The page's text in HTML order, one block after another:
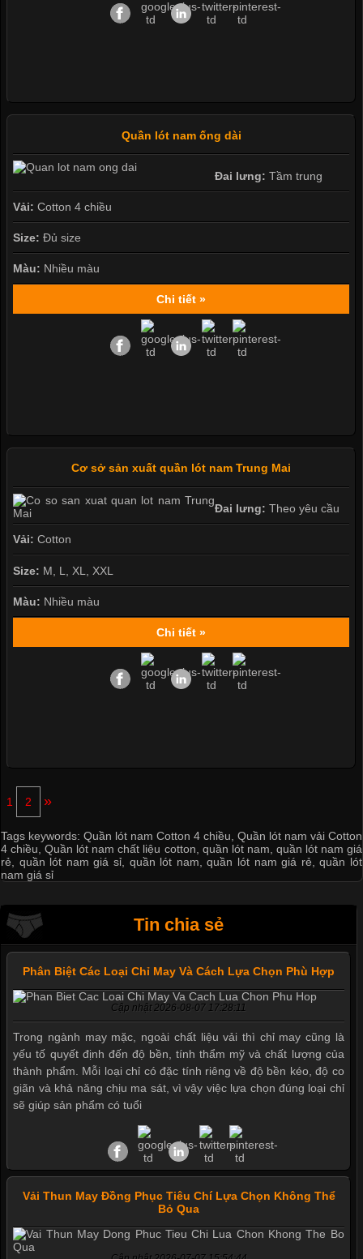
Quần lót nam ống dài
Đai lưng: Tầm trung
Vải: Cotton 4 chiều
Size: Đủ size
Màu: Nhiều màu
Chi tiết »
Cơ sở sản xuất quần lót nam Trung Mai
Đai lưng: Theo yêu cầu
Vải: Cotton
Size: M, L, XL, XXL
Màu: Nhiều màu
Chi tiết »
1 2 »
Tags keywords: Quần lót nam Cotton 4 chiều Quần lót nam vải Cotton
4 chiều ,Quần lót nam chất liệu cotton quần lót nam quần lót nam giá
rẻ
quần lót nam giá sỉ quần lót nam ,quần lót nam giá rẻ ,quần lót
nam giá sỉ
Tin chia sẻ
Phân Biệt Các Loại Chỉ May Và Cách Lựa Chọn Phù Hợp
Cập nhật 2026-08-07 17:28:11
Trong ngành may mặc, ngoài chất liệu vải thì chỉ may cũng là
yếu tố quyết định đến độ bền, tính thẩm mỹ và chất lượng của
thành phẩm. Mỗi loại chỉ có đặc tính riêng về độ bền kéo, độ co
giãn và khả năng chịu ma sát, vì vậy việc lựa chọn đúng loại chỉ
sẽ giúp sản phẩm có tuổi
Vải Thun May Đồng Phục Tiêu Chí Lựa Chọn Không Thể
Bỏ Qua
Mẫu quần short quần lót nam nữ hè thu 2017
Thị hiều quần lót nam bơi lội nam và nữ 2017